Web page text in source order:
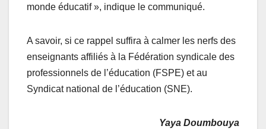
monde éducatif », indique le communiqué.
A savoir, si ce rappel suffira à calmer les nerfs des
enseignants affiliés à la Fédération syndicale des
professionnels de l’éducation (FSPE) et au
Syndicat national de l’éducation (SNE).
Yaya Doumbouya